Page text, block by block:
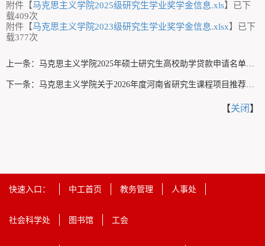
附件【马克思主义学院2025级研究生学业奖学金信息.xls】已下
载409次
附件【马克思主义学院2023级研究生学业奖学金信息.xlsx】已下
载377次
上一条： 马克思主义学院2025年硕士研究生高校助学贷款申请名单公示
下一条： 马克思主义学院关于2026年度河南省研究生课程项目推荐结果公示
【关闭 】
快速入口： 中工首页 教务管理 人事处
社会科学处 图书馆 工会